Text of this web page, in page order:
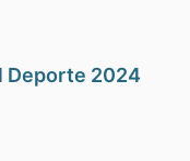
Deporte 2024